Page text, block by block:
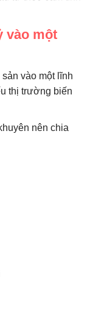
vào một
sản vào một lĩnh
thị trường biến
nên chia